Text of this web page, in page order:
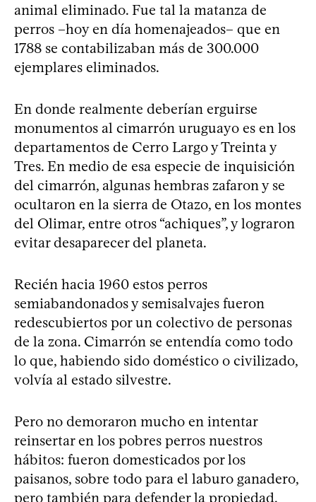
animal eliminado. Fue tal la matanza de
perros –hoy en día homenajeados– que en
1788 se contabilizaban más de 300.000
ejemplares eliminados.
En donde realmente deberían erguirse
monumentos al cimarrón uruguayo es en los
departamentos de Cerro Largo y Treinta y
Tres. En medio de esa especie de inquisición
del cimarrón, algunas hembras zafaron y se
ocultaron en la sierra de Otazo, en los montes
del Olimar, entre otros “achiques”, y lograron
evitar desaparecer del planeta.
Recién hacia 1960 estos perros
semiabandonados y semisalvajes fueron
redescubiertos por un colectivo de personas
de la zona. Cimarrón se entendía como todo
lo que, habiendo sido doméstico o civilizado,
volvía al estado silvestre.
Pero no demoraron mucho en intentar
reinsertar en los pobres perros nuestros
hábitos: fueron domesticados por los
paisanos, sobre todo para el laburo ganadero,
pero también para defender la propiedad.